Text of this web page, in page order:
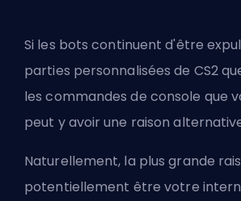
Si les bots continuent d'être
parties personnalisées de CS2
les commandes de console que
peut y avoir une raison
Naturellement, la plus grande
potentiellement être votre